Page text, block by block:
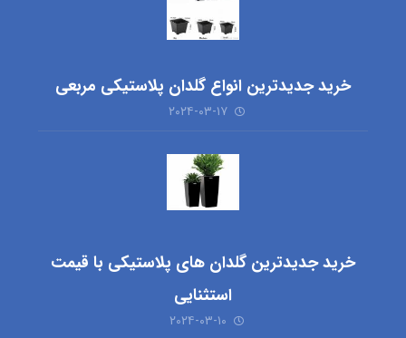
خرید جدیدترین انواع گلدان پلاستیکی مربعی
۲۰۲۴-۰۳-۱۷
خرید جدیدترین گلدان های پلاستیکی با قیمت
استثنایی
۲۰۲۴-۰۳-۱۰